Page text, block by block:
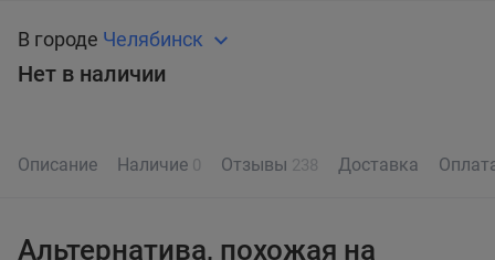
В городе Челябинск
Нет в наличии
Описание Наличие 0 Отзывы 238 Доставка
Альтернатива, похожая на